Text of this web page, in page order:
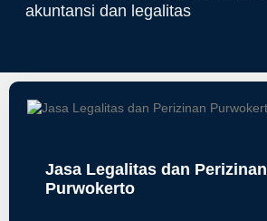
akuntansi dan legalitas
Jasa Legalitas dan Perizinan
Purwokerto